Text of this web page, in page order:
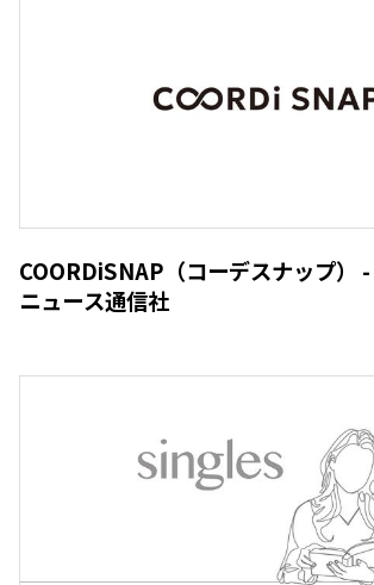
COORDiSNAP（コーデスナップ）
ニュース通信社